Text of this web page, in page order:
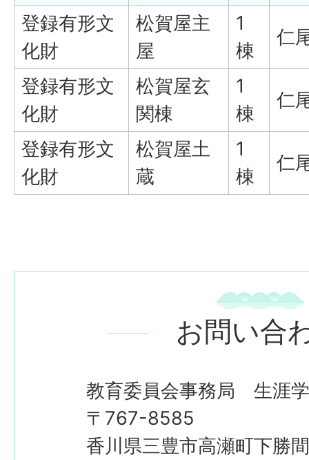
登録有形文
化財
松賀屋主
屋
1
棟
仁
登録有形文
化財
松賀屋玄
関棟
1
棟
仁
登録有形文
化財
松賀屋土
蔵
1
棟
仁
お問い合
教育委員会事務局 生涯
〒767-8585
香川県三豊市高瀬町下勝